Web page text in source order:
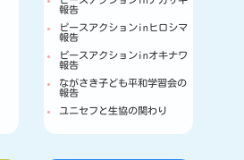
報告
ピースアクションinヒロシマ
報告
ピースアクションinオキナワ
報告
ながさき子ども平和学習会の
報告
ユニセフと生協の関わり